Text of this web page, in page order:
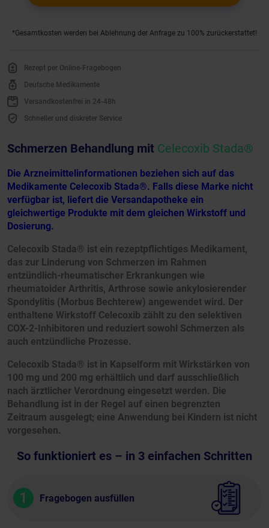
*Gesamtkosten werden bei Ablehnung der Anfrage zu 100% zurückerstattet!
Rezept per Online-Fragebogen
Deutsche Medikamente
Versandkostenfrei in 24-48h
Schneller und diskreter Service
Schmerzen Behandlung mit Celecoxib Stada®
Die Arzneimittelinformationen beziehen sich auf das
Medikamente Celecoxib Stada®. Falls diese Marke nicht
verfügbar ist, liefert die Versandapotheke ein
gleichwertige Produkte mit dem gleichen Wirkstoff und
Dosierung.
Celecoxib Stada® ist ein rezeptpflichtiges Medikament,
das zur Linderung von Schmerzen im Rahmen
entzündlich-rheumatischer Erkrankungen wie
rheumatoider Arthritis, Arthrose sowie ankylosierender
Spondylitis (Morbus Bechterew) angewendet wird. Der
enthaltene Wirkstoff Celecoxib zählt zu den selektiven
COX-2-Inhibitoren und reduziert sowohl Schmerzen als
auch entzündliche Prozesse.
Celecoxib Stada® ist in Kapselform mit Wirkstärken von
100 mg und 200 mg erhältlich und darf ausschließlich
nach ärztlicher Verordnung eingesetzt werden. Die
Behandlung ist in der Regel auf einen begrenzten
Zeitraum ausgelegt; eine Anwendung bei Kindern ist nicht
vorgesehen.
So funktioniert es – in 3 einfachen Schritten
1 Fragebogen ausfüllen